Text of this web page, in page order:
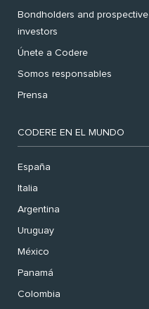
Bondholders and prospective
investors
Únete a Codere
Somos responsables
Prensa
CODERE EN EL MUNDO
España
Italia
Argentina
Uruguay
México
Panamá
Colombia